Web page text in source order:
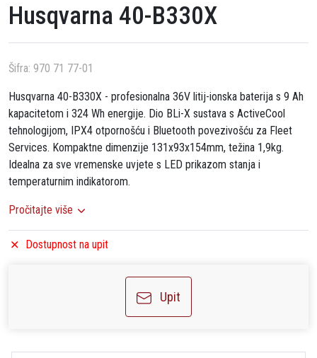
Husqvarna 40-B330X
Šifra: 970 71 77-01
Husqvarna 40-B330X - profesionalna 36V litij-ionska baterija s 9 Ah
kapacitetom i 324 Wh energije. Dio BLi-X sustava s ActiveCool
tehnologijom, IPX4 otpornošću i Bluetooth povezivošću za Fleet
Services. Kompaktne dimenzije 131x93x154mm, težina 1,9kg.
Idealna za sve vremenske uvjete s LED prikazom stanja i
temperaturnim indikatorom.
Pročitajte više
Dostupnost na upit
Upit